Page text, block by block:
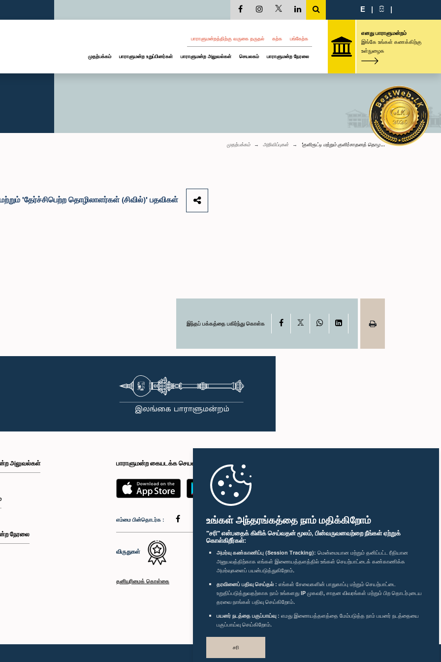
உங்கள் அந்தரங்கத்தை நாம் மதிக்கிறோம்
"சரி" என்பதைக் கிளிக் செய்வதன் மூலம், பின்வருவனவற்றை நீங்கள் ஏற்றுக்
கொள்கிறீர்கள்:
அமர்வு கண்காணிப்பு (Session Tracking): மென்மையான மற்றும் தனிப்பட்ட ரீதியான
அனுபவத்திற்காக எங்கள் இணையத்தளத்தில் உங்கள் செயற்பாட்டைக் கண்காணிக்க
அமர்வுகளைப் பயன்படுத்துகிறோம்.
தரவினைப் பதிவு செய்தல் : எங்கள் சேவைகளின் பாதுகாப்பு மற்றும் செயற்பாட்டை
உறுதிப்படுத்துவதற்காக நாம் உங்களது IP முகவரி, சாதன விவரங்கள் மற்றும் பிற தொடர்புடைய
தரவை நாங்கள் பதிவு செய்கிறோம்.
பயனர் நடத்தை பகுப்பாய்வு : எமது இணையத்தளத்தை மேம்படுத்த நாம் பயனர் நடத்தையை
பகுப்பாய்வு செய்கிறோம்.
சரி
E | සි |
பாராளுமன்றத்திற்கு வருகை தருதல் கற்க பங்கேற்க
முதற்பக்கம் பாராளுமன்ற உறுப்பினர்கள் பாராளுமன்ற அலுவல்கள் செயலகம் பாராளுமன்ற நேரலை
எனது பாராளுமன்றம்
இங்கே உங்கள் கணக்கிற்கு
உள்நுழைக
முதற்பக்கம் அறிவிப்புகள் 'குளிரூட்டி மற்றும் குளிர்சாதனத் தொழ...
'தேர்ச்சிபெற்ற தொழிலாளர்கள் (சிவில்)' பதவிகள்
இந்தப் பக்கத்தை பகிர்ந்து கொள்க Facebook WhatsAppLinkedIn
அலுவல்கள்
நேரலை
பாராளுமன்ற கையடக்க செயலி
எம்மை பின்தொடர்க :
விருதுகள்
தனியுரிமைக் கொள்கை